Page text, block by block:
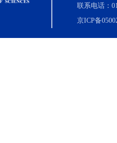
联系电话：
京ICP备